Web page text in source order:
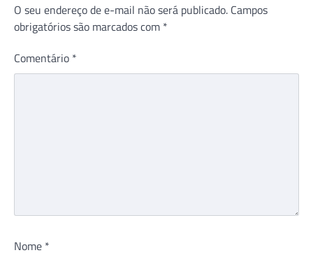
O seu endereço de e-mail não será publicado. Campos
obrigatórios são marcados com *
Comentário *
Nome *